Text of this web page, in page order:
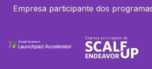
Empresa participante dos